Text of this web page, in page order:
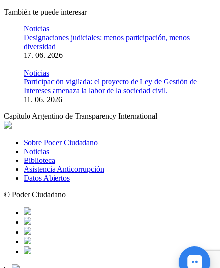
También te puede interesar
Noticias
Designaciones judiciales: menos participación, menos
diversidad
17. 06. 2026
Noticias
Participación vigilada: el proyecto de Ley de Gestión de
Intereses amenaza la labor de la sociedad civil.
11. 06. 2026
Capítulo Argentino de Transparency International
Sobre Poder Ciudadano
Noticias
Biblioteca
Asistencia Anticorrupción
Datos Abiertos
© Poder Ciudadano